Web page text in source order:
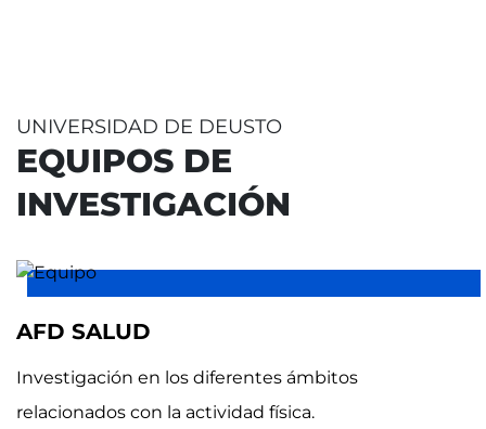
UNIVERSIDAD DE DEUSTO
EQUIPOS DE
INVESTIGACIÓN
AFD SALUD
Investigación en los diferentes ámbitos
relacionados con la actividad física.